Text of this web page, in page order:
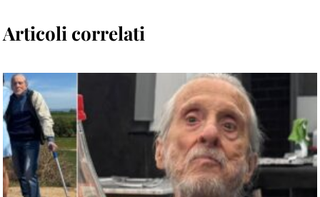
Articoli correlati